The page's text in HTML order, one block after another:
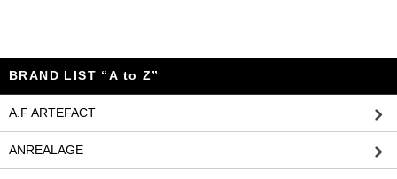
BRAND LIST “A to Z”
A.F ARTEFACT
ANREALAGE